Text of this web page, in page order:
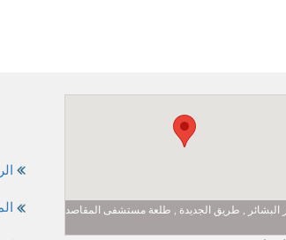
البشائر , طريق الجديدة , طلعة مستشفى المقاصد